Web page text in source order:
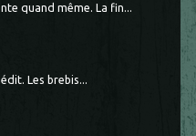
quand même. La fin...
Les brebis...